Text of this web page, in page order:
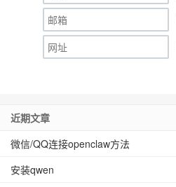
近期文章
微信/QQ连接openclaw方法
安装qwen